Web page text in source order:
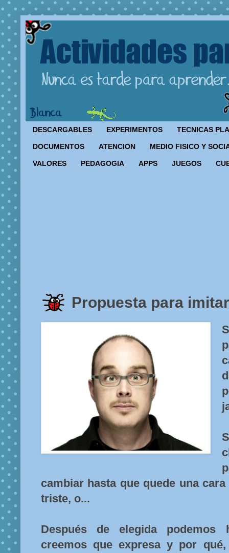
DESCARGABLES EXPERIMENTOS TECNICAS
DOCUMENTOS ATENCION MEDIO FISICO Y
VALORES PEDAGOGIA APPS JUEGOS
Propuesta para
cambiar hasta que quede una
triste, o...
Después de elegida
creemos que expresa y por